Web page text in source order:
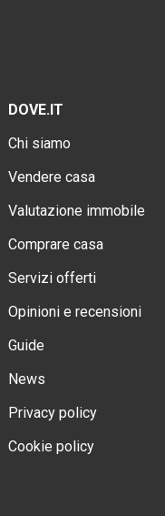
DOVE.IT
Chi siamo
Vendere casa
Valutazione immobile
Comprare casa
Servizi offerti
Opinioni e recensioni
Guide
News
Privacy policy
Cookie policy